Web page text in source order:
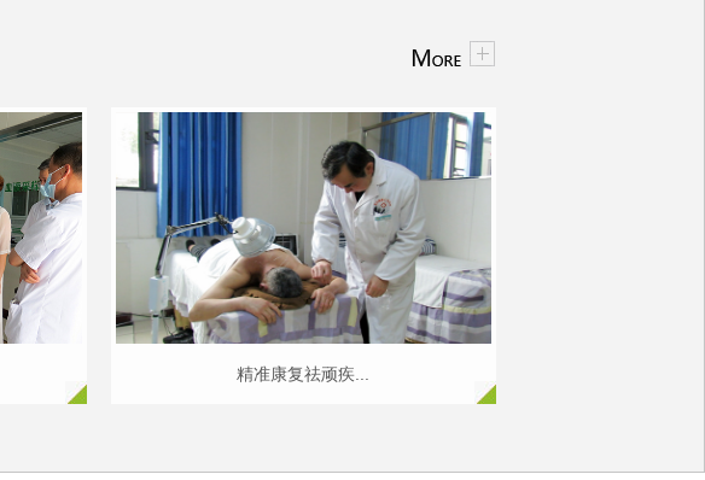
精准康复祛顽疾...